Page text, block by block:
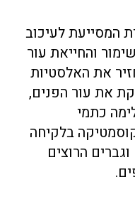
המסייעת לעיכוב
והחייאת עור
את האלסטיות
את עור הפנים,
כתמי
בלקיחה
הרוצים